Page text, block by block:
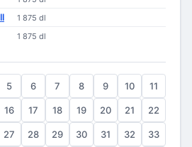
1 875 dl
1 875 dl
5 6 7 8 9 10 11
16 17 18 19 20 21 22
27 28 29 30 31 32 33